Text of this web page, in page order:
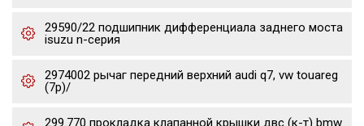
29590/22 подшипник дифференциала заднего моста
isuzu n-серия
2974002 рычаг передний верхний audi q7, vw touareg
(7p)/
299.770 прокладка клапанной крышки двс (к-т) bmw